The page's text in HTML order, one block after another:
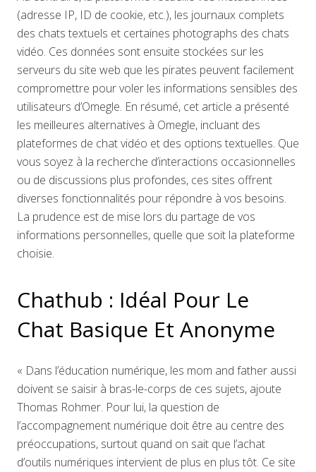
(adresse IP, ID de cookie, etc.), les journaux complets
des chats textuels et certaines photographs des chats
vidéo. Ces données sont ensuite stockées sur les
serveurs du site web que les pirates peuvent facilement
compromettre pour voler les informations sensibles des
utilisateurs d’Omegle. En résumé, cet article a présenté
les meilleures alternatives à Omegle, incluant des
plateformes de chat vidéo et des options textuelles. Que
vous soyez à la recherche d’interactions occasionnelles
ou de discussions plus profondes, ces sites offrent
diverses fonctionnalités pour répondre à vos besoins.
La prudence est de mise lors du partage de vos
informations personnelles, quelle que soit la plateforme
choisie.
Chathub : Idéal Pour Le
Chat Basique Et Anonyme
« Dans l’éducation numérique, les mom and father aussi
doivent se saisir à bras-le-corps de ces sujets, ajoute
Thomas Rohmer. Pour lui, la question de
l’accompagnement numérique doit être au centre des
préoccupations, surtout quand on sait que l’achat
d’outils numériques intervient de plus en plus tôt. Ce site